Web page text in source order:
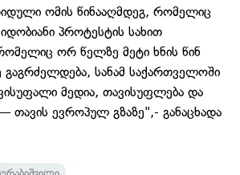
ომის წინააღმდეგ, რომელიც
პროტესტის სახით
ორ წელზე მეტი ხნის წინ
გაგრძელდება, სანამ საქართველოში
მედია, თავისუფლება და
თავის ევროპულ გზაზე",- განაცხადა